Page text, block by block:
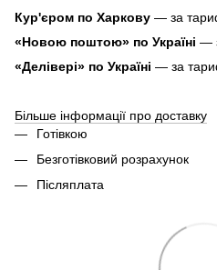
Кур'єром по Харкову — за
«Новою поштою» по Україні —
«Делівері» по Україні — за
Більше інформації про доставку
Готівкою
Безготівковий розрахунок
Післяплата